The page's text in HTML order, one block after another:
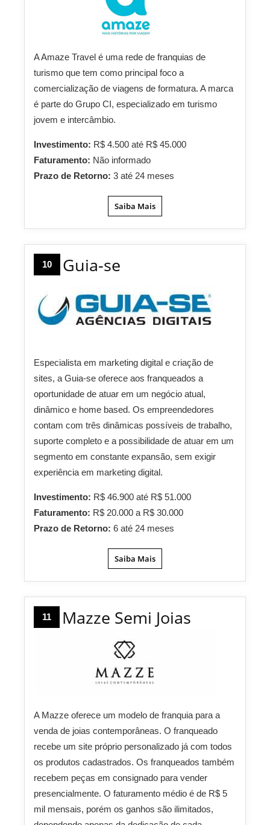
A Amaze Travel é uma rede de franquias de
turismo que tem como principal foco a
comercialização de viagens de formatura. A marca
é parte do Grupo CI, especializado em turismo
jovem e intercâmbio.
Investimento: R$ 4.500 até R$ 45.000
Faturamento: Não informado
Prazo de Retorno: 3 até 24 meses
Saiba Mais
10 Guia-se
Especialista em marketing digital e criação de
sites, a Guia-se oferece aos franqueados a
oportunidade de atuar em um negócio atual,
dinâmico e home based. Os empreendedores
contam com três dinâmicas possíveis de trabalho,
suporte completo e a possibilidade de atuar em um
segmento em constante expansão, sem exigir
experiência em marketing digital.
Investimento: R$ 46.900 até R$ 51.000
Faturamento: R$ 20.000 a R$ 30.000
Prazo de Retorno: 6 até 24 meses
Saiba Mais
11 Mazze Semi Joias
A Mazze oferece um modelo de franquia para a
venda de joias contemporâneas. O franqueado
recebe um site próprio personalizado já com todos
os produtos cadastrados. Os franqueados também
recebem peças em consignado para vender
presencialmente. O faturamento médio é de R$ 5
mil mensais, porém os ganhos são ilimitados,